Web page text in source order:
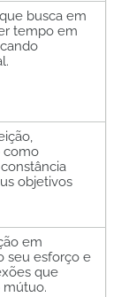
busca em
tempo em
como
objetivos
em
seu esforço e
que
mútuo.